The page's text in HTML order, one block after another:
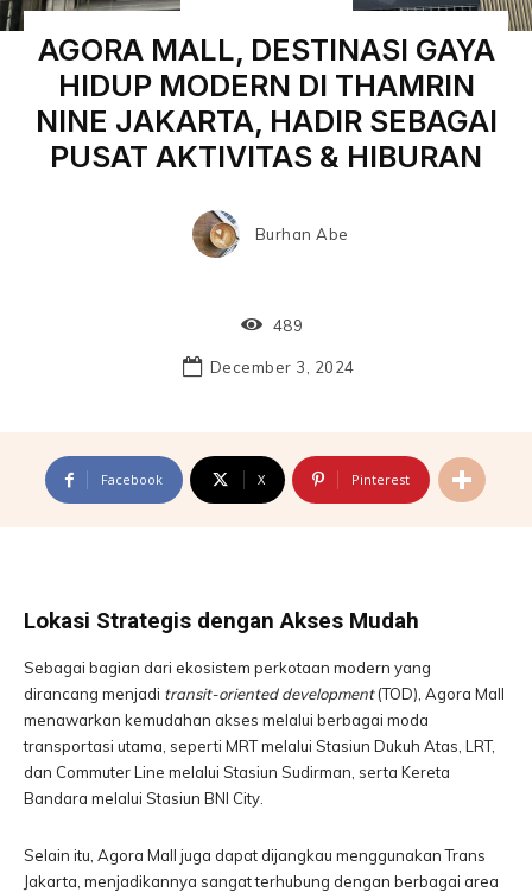
AGORA MALL, DESTINASI GAYA
HIDUP MODERN DI THAMRIN
NINE JAKARTA, HADIR SEBAGAI
PUSAT AKTIVITAS & HIBURAN
Burhan Abe
489
December 3, 2024
Facebook X Pinterest
Lokasi Strategis dengan Akses Mudah
Sebagai bagian dari ekosistem perkotaan modern yang
dirancang menjadi transit-oriented development(TOD), Agora Mall
menawarkan kemudahan akses melalui berbagai moda
transportasi utama, seperti MRT melalui Stasiun Dukuh Atas, LRT,
dan Commuter Line melalui Stasiun Sudirman, serta Kereta
Bandara melalui Stasiun BNI City.
Selain itu, Agora Mall juga dapat dijangkau menggunakan Trans
Jakarta, menjadikannya sangat terhubung dengan berbagai area